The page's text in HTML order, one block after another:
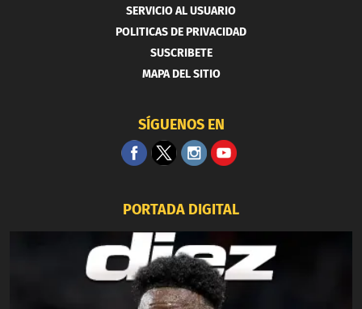
SERVICIO AL USUARIO
POLITICAS DE PRIVACIDAD
SUSCRIBETE
MAPA DEL SITIO
SÍGUENOS EN
PORTADA DIGITAL